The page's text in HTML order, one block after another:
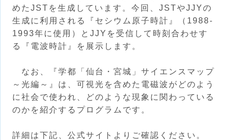
めたJSTを生成しています。今回、JSTやJJYの
生成に利用される『セシウム原子時計』（1988-
1993年に使用）とJJYを受信して時刻合わせす
る『電波時計』を展示します。
なお、『学都「仙台・宮城」サイエンスマップ
～光編～』は、可視光を含めた電磁波がどのよう
に社会で使われ、どのような現象に関わっている
のかを紹介するプログラムです。
詳細は下記、公式サイトよりご確認ください。